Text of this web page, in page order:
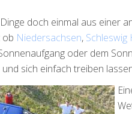
doch einmal aus einer
ob Niedersachsen, Schleswig
oder dem
sich einfach treiben